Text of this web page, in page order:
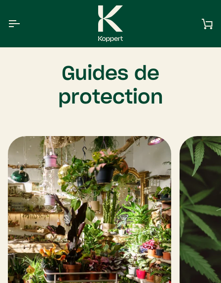
contenu
Guides de
protection